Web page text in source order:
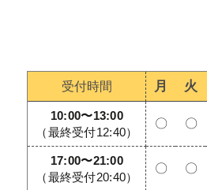
受付時間 月 火
10:00〜13:00
（最終受付12:40）
〇 〇
17:00〜21:00
（最終受付20:40）
〇 〇